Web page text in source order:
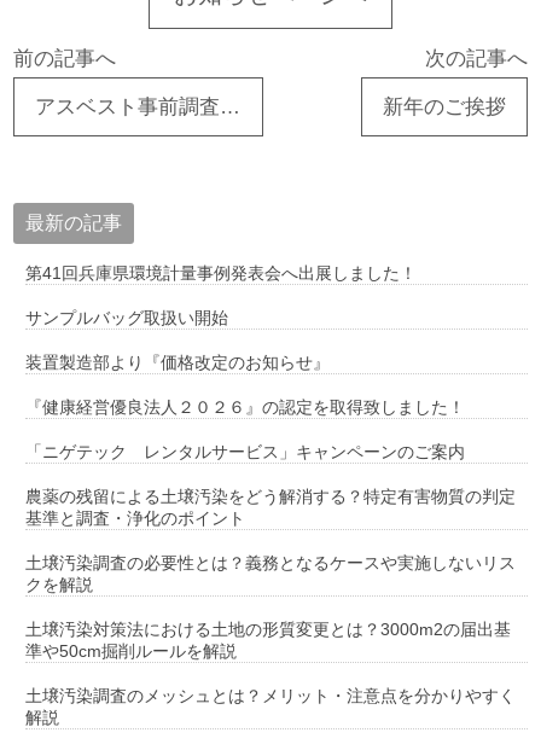
前の記事へ
アスベスト事前調査の報告はどうすればいいの？？
次の記事へ
新年のご挨拶
最新の記事
第41回兵庫県環境計量事例発表会へ出展しました！
サンプルバッグ取扱い開始
装置製造部より『価格改定のお知らせ』
『健康経営優良法人２０２６』の認定を取得致しました！
「ニゲテック レンタルサービス」キャンペーンのご案内
農薬の残留による土壌汚染をどう解消する？特定有害物質の判定
基準と調査・浄化のポイント
土壌汚染調査の必要性とは？義務となるケースや実施しないリス
クを解説
土壌汚染対策法における土地の形質変更とは？3000m2の届出基
準や50cm掘削ルールを解説
土壌汚染調査のメッシュとは？メリット・注意点を分かりやすく
解説